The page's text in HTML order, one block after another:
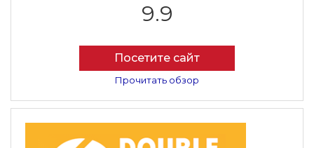
9.9
Посетите сайт
Прочитать обзор